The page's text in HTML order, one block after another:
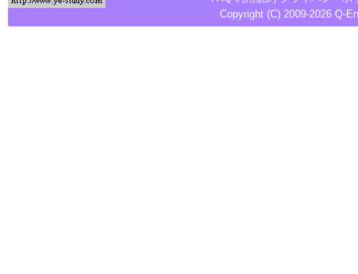
Copyright (C) 2009-2026 Q-